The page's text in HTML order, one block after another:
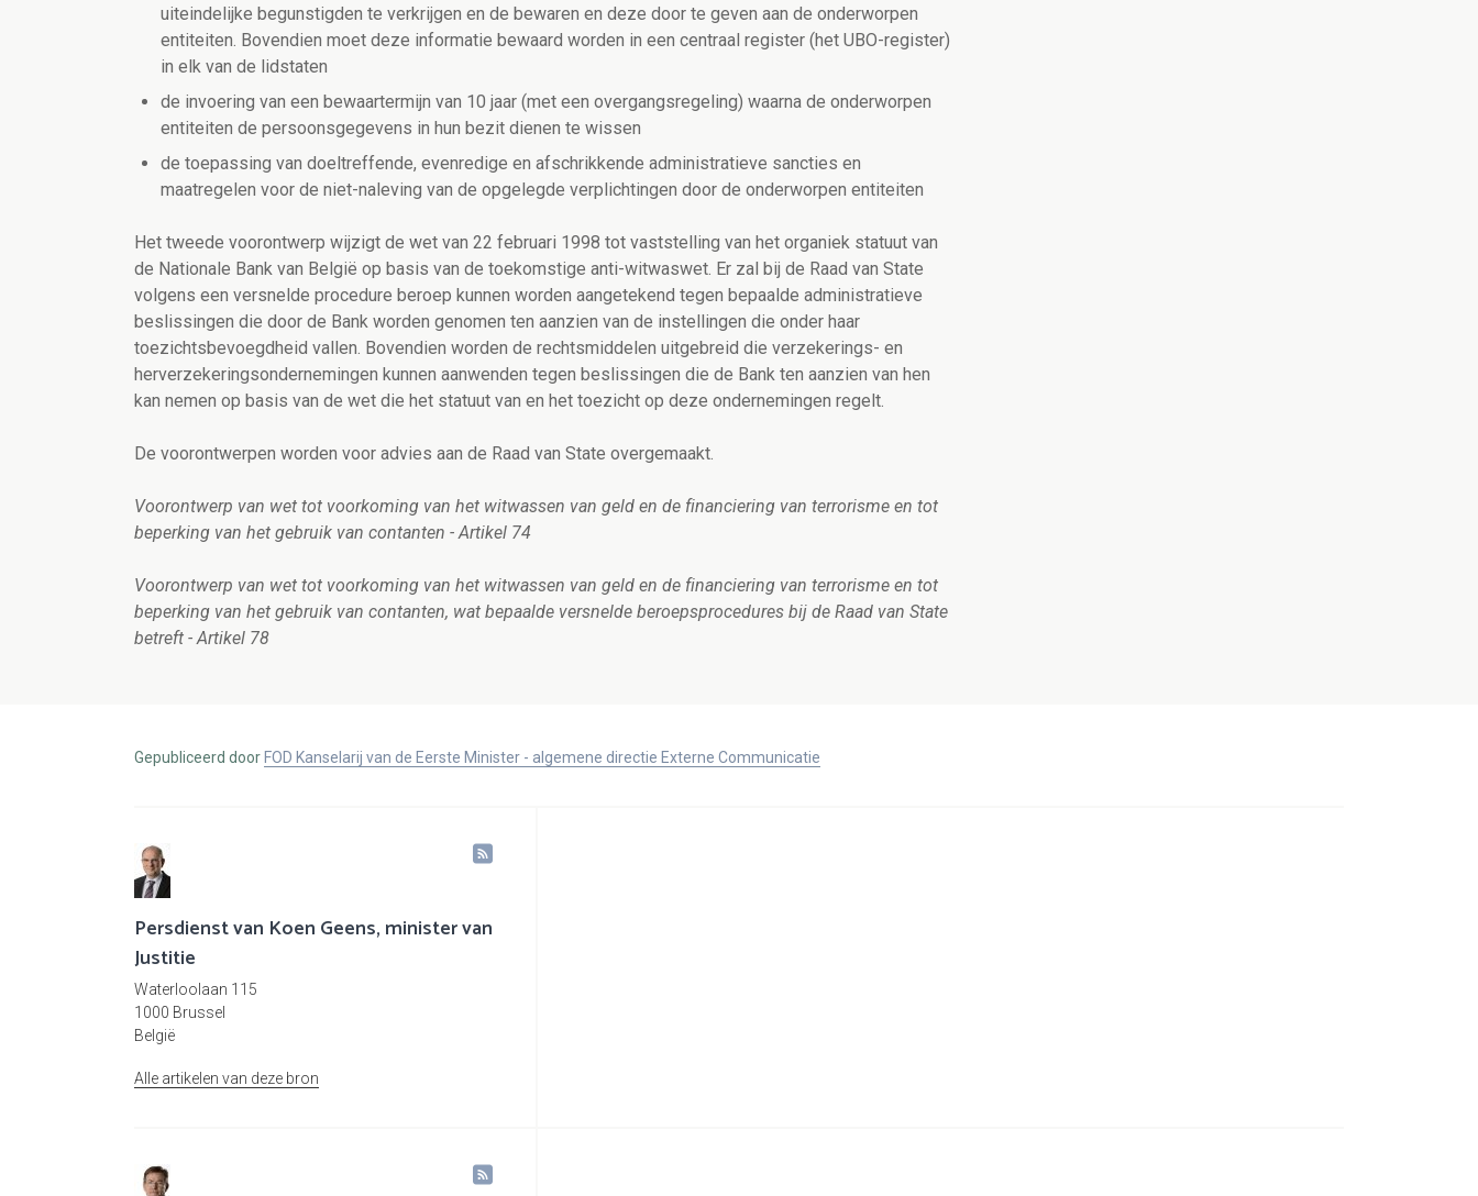
uiteindelijke begunstigden te verkrijgen en de bewaren en deze door te geven aan de onderworpen
entiteiten. Bovendien moet deze informatie bewaard worden in een centraal register (het UBO-register)
in elk van de lidstaten
de invoering van een bewaartermijn van 10 jaar (met een overgangsregeling) waarna de onderworpen
entiteiten de persoonsgegevens in hun bezit dienen te wissen
de toepassing van doeltreffende, evenredige en afschrikkende administratieve sancties en
maatregelen voor de niet-naleving van de opgelegde verplichtingen door de onderworpen entiteiten
Het tweede voorontwerp wijzigt de wet van 22 februari 1998 tot vaststelling van het organiek statuut van
de Nationale Bank van België op basis van de toekomstige anti-witwaswet. Er zal bij de Raad van State
volgens een versnelde procedure beroep kunnen worden aangetekend tegen bepaalde administratieve
beslissingen die door de Bank worden genomen ten aanzien van de instellingen die onder haar
toezichtsbevoegdheid vallen. Bovendien worden de rechtsmiddelen uitgebreid die verzekerings- en
herverzekeringsondernemingen kunnen aanwenden tegen beslissingen die de Bank ten aanzien van hen
kan nemen op basis van de wet die het statuut van en het toezicht op deze ondernemingen regelt.
De voorontwerpen worden voor advies aan de Raad van State overgemaakt.
Voorontwerp van wet tot voorkoming van het witwassen van geld en de financiering van terrorisme en tot
beperking van het gebruik van contanten - Artikel 74
Voorontwerp van wet tot voorkoming van het witwassen van geld en de financiering van terrorisme en tot
beperking van het gebruik van contanten, wat bepaalde versnelde beroepsprocedures bij de Raad van State
betreft - Artikel 78
Gepubliceerd door FOD Kanselarij van de Eerste Minister - algemene directie Externe Communicatie
Persdienst van Koen Geens, minister van
Justitie
Waterloolaan 115
1000 Brussel
België
Alle artikelen van deze bron